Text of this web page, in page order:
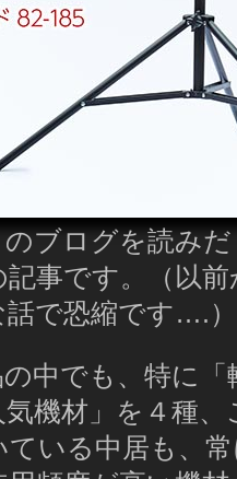
ブログを読み
事です。（以
で恐縮です….）
中でも、特に
気機材」を４種
ている中居も、